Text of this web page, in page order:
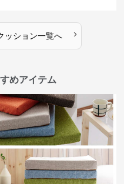
ッション一覧へ ›
めアイテム